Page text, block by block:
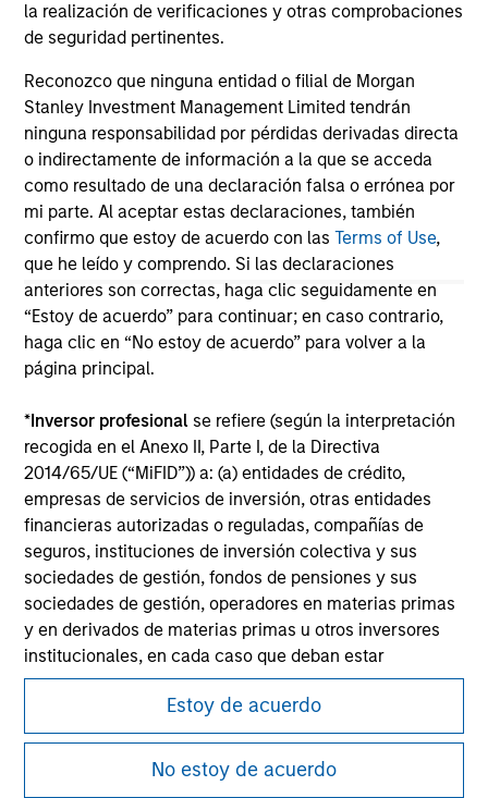
la realización de verificaciones y otras comprobaciones
de seguridad pertinentes.
Reconozco que ninguna entidad o filial de Morgan
Stanley Investment Management Limited tendrán
ninguna responsabilidad por pérdidas derivadas directa
o indirectamente de información a la que se acceda
como resultado de una declaración falsa o errónea por
mi parte. Al aceptar estas declaraciones, también
confirmo que estoy de acuerdo con lasTerms of Use,
que he leído y comprendo. Si las declaraciones
anteriores son correctas, haga clic seguidamente en
“Estoy de acuerdo” para continuar; en caso contrario,
haga clic en “No estoy de acuerdo” para volver a la
página principal.
*Inversor profesional se refiere (según la interpretación
recogida en el Anexo II, Parte I, de la Directiva
2014/65/UE (“MiFID”)) a: (a) entidades de crédito,
empresas de servicios de inversión, otras entidades
financieras autorizadas o reguladas, compañías de
seguros, instituciones de inversión colectiva y sus
sociedades de gestión, fondos de pensiones y sus
sociedades de gestión, operadores en materias primas
y en derivados de materias primas u otros inversores
institucionales, en cada caso que deban estar
autorizados o regulados para operar en mercados
financieros; (b) grandes empresas que, a escala
individual, cumplan dos de los siguientes requisitos de
tamaño de la empresa: (i) total del balance: 20.000.000
EUR, (ii) volumen de negocios neto: 40.000.000 EUR o
Estoy de acuerdo
No estoy de acuerdo
The information on this page is for informational
purposes only. The information contained herein does
not constitute and should not be construed as an
offering of advisory services or an offer to sell or a
solicitation of an offer to buy any securities in any
jurisdiction in which such offer or solicitation,
purchase or sale would be unlawful under the
securities, insurance or other laws of such jurisdiction.
All investing involves risks, including a loss of principal.
Please refer to the strategy detail page for important
information on the strategy, including additional risk
considerations.
Morgan Stanley Careers